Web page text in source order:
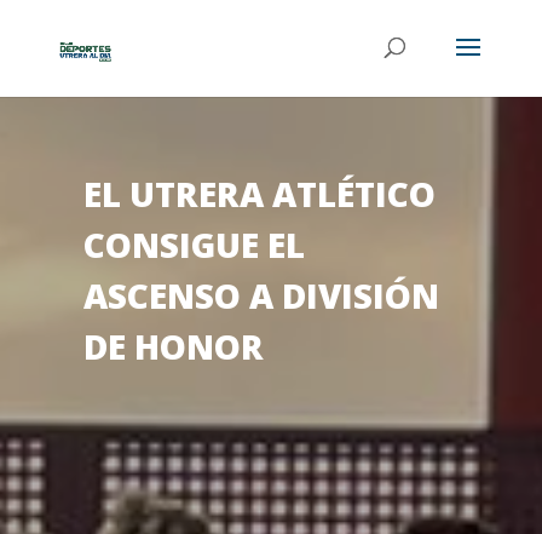
EL UTRERA ATLÉTICO
CONSIGUE EL
ASCENSO A DIVISIÓN
DE HONOR